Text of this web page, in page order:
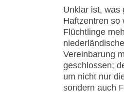
Unklar ist, was
Haftzentren so
Flüchtlinge
Vereinbarung
geschlossen;
um nicht nur
sondern auch